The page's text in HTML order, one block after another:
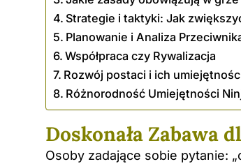
Strategie i taktyki: Jak
Planowanie i Analiza
Współpraca czy Rywalizacja
Rozwój postaci i ich
Różnorodność Umiejętności
Doskonała Zabawa
Osoby zadające sobie pytanie: